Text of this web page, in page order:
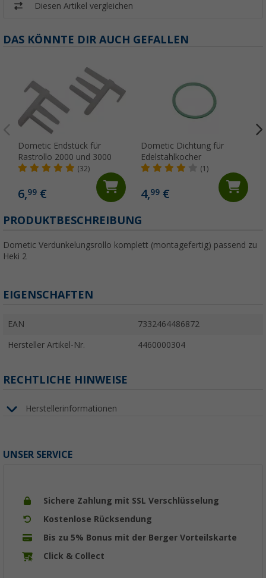
Diesen Artikel vergleichen
DAS KÖNNTE DIR AUCH GEFALLEN
Dometic Endstück für
Rastrollo 2000 und 3000
(32)
6,99 €
Dometic Dichtung für
Edelstahlkocher
(1)
4,99€
PRODUKTBESCHREIBUNG
Dometic Verdunkelungsrollo komplett (montagefertig) passend zu
Heki 2
EIGENSCHAFTEN
EAN 7332464486872
Hersteller Artikel-Nr. 4460000304
RECHTLICHE HINWEISE
Herstellerinformationen
UNSER SERVICE
Sichere Zahlung mit SSL Verschlüsselung
Kostenlose Rücksendung
Bis zu 5% Bonus mit der Berger Vorteilskarte
Click & Collect